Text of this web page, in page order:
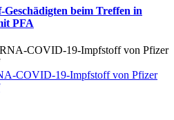
beim Treffen in
PFA
COVID-19-Impfstoff von Pfizer